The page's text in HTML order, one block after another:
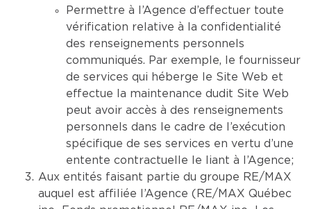
Permettre à l’Agence d’effectuer toute
vérification relative à la confidentialité
des renseignements personnels
communiqués. Par exemple, le fournisseur
de services qui héberge le Site Web et
effectue la maintenance dudit Site Web
peut avoir accès à des renseignements
personnels dans le cadre de l’exécution
spécifique de ses services en vertu d’une
entente contractuelle le liant à l’Agence;
Aux entités faisant partie du groupe RE/MAX
auquel est affiliée l’Agence (RE/MAX Québec